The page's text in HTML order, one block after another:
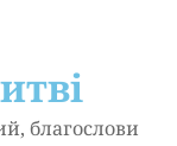
благослови